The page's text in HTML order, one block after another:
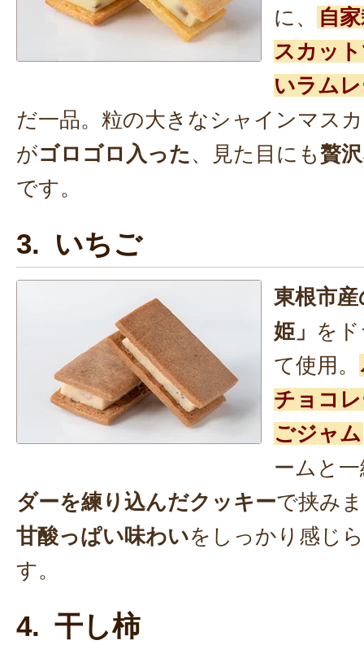
に、
自
スカッ
いラム
だ一品。粒の大きなシャインマス
がゴロゴロ入った、見た目にも贅
です。
3. いちご
東根市
姫」
を
て使用。
チョコ
ごジャム
ームと
ダーを練り込んだクッキーで挟み
甘酸っぱい味わいをしっかり感じ
す。
4. 干し柿